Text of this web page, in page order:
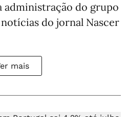
administração do grupo
do jornal Nascer
mais